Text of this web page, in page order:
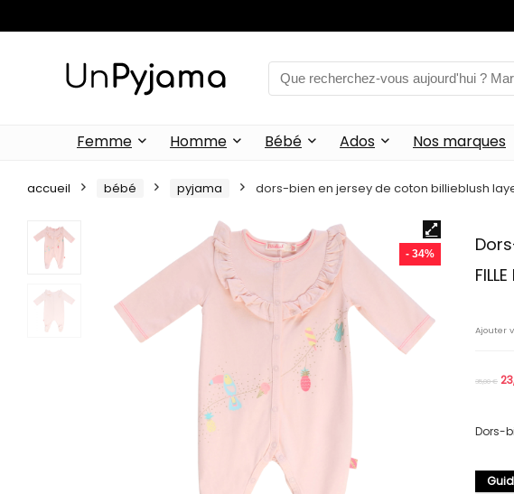
Femme Homme Bébé Ados Nos marques
accueil bébé pyjama dors-bien en jersey de coton billieblush
- 34%
Ajouter
35,00€
Dors-